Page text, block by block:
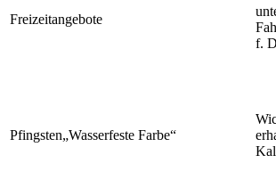
Freizeitangebote
f.
Pfingsten„Wasserfeste Farbe“